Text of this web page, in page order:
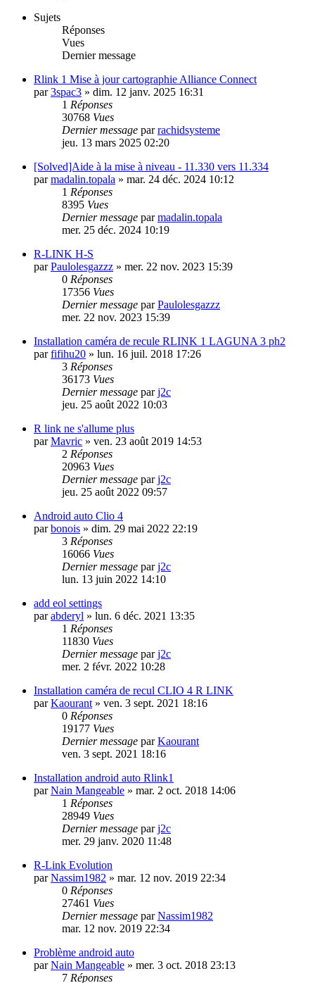
Sujets
Réponses
Vues
Dernier message
Rlink 1 Mise à jour cartographie Alliance Connect
par3spac3 » dim. 12 janv. 2025 16:31
1 Réponses
30768 Vues
Dernier message parrachidsysteme
jeu. 13 mars 2025 02:20
[Solved]Aide à la mise à niveau - 11.330 vers 11.334
parmadalin.topala » mar. 24 déc. 2024 10:12
1 Réponses
8395 Vues
Dernier message parmadalin.topala
mer. 25 déc. 2024 10:19
R-LINK H-S
parPaulolesgazzz » mer. 22 nov. 2023 15:39
0 Réponses
17356 Vues
Dernier message parPaulolesgazzz
mer. 22 nov. 2023 15:39
Installation caméra de recule RLINK 1 LAGUNA 3 ph2
parfifihu20 » lun. 16 juil. 2018 17:26
3 Réponses
36173 Vues
Dernier message parj2c
jeu. 25 août 2022 10:03
R link ne s'allume plus
parMavric » ven. 23 août 2019 14:53
2 Réponses
20963 Vues
Dernier message parj2c
jeu. 25 août 2022 09:57
Android auto Clio 4
parbonois » dim. 29 mai 2022 22:19
3 Réponses
16066 Vues
Dernier message parj2c
lun. 13 juin 2022 14:10
add eol settings
parabderyl » lun. 6 déc. 2021 13:35
1 Réponses
11830 Vues
Dernier message parj2c
mer. 2 févr. 2022 10:28
Installation caméra de recul CLIO 4 R LINK
parKaourant » ven. 3 sept. 2021 18:16
0 Réponses
19177 Vues
Dernier message parKaourant
ven. 3 sept. 2021 18:16
Installation android auto Rlink1
parNain Mangeable » mar. 2 oct. 2018 14:06
1 Réponses
28949 Vues
Dernier message parj2c
mer. 29 janv. 2020 11:48
R-Link Evolution
parNassim1982 » mar. 12 nov. 2019 22:34
0 Réponses
27461 Vues
Dernier message parNassim1982
mar. 12 nov. 2019 22:34
Problème android auto
parNain Mangeable » mer. 3 oct. 2018 23:13
7 Réponses